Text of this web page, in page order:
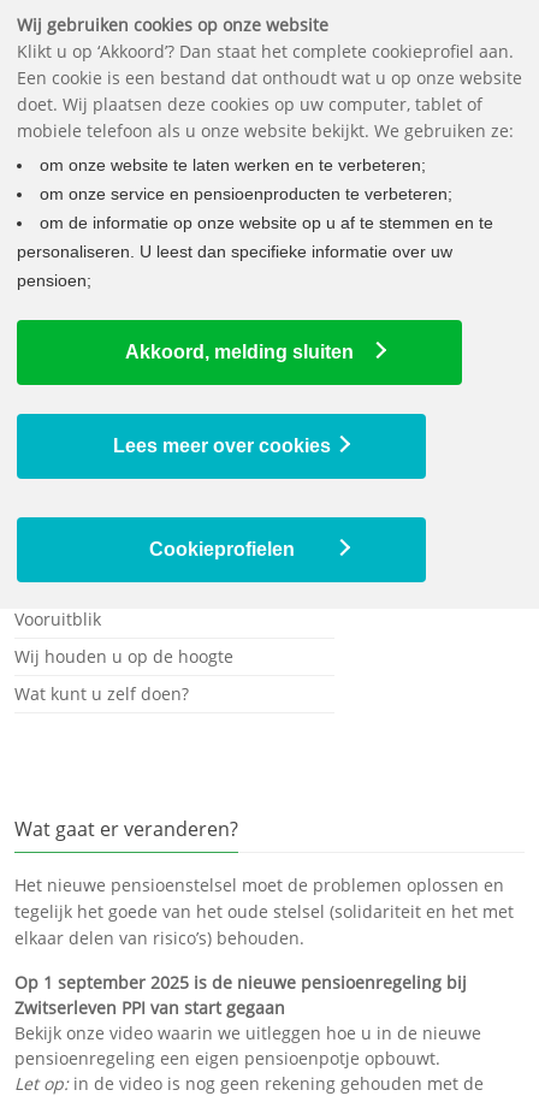
Belangrijke documenten Vragen Contact
Overzichtspagina
Veelgestelde vragen
Wat gaat er veranderen?
De werkgroep heeft haar taak volbracht
Vooruitblik
Wij houden u op de hoogte
Wat kunt u zelf doen?
Wat gaat er veranderen?
Het nieuwe pensioenstelsel moet de problemen oplossen en
tegelijk het goede van het oude stelsel (solidariteit en het met
elkaar delen van risico’s) behouden.
Op 1 september 2025 is de nieuwe pensioenregeling bij
Zwitserleven PPI van start gegaan
Bekijk onze video waarin we uitleggen hoe u in de nieuwe
pensioenregeling een eigen pensioenpotje opbouwt.
Let op:in de video is nog geen rekening gehouden met de
Wij gebruiken cookies op onze website
Klikt u op ‘Akkoord’? Dan staat het complete cookieprofiel aan.
Een cookie is een bestand dat onthoudt wat u op onze website
doet. Wij plaatsen deze cookies op uw computer, tablet of
mobiele telefoon als u onze website bekijkt. We gebruiken ze:
om onze website te laten werken en te verbeteren;
om onze service en pensioenproducten te verbeteren;
om de informatie op onze website op u af te stemmen en te
personaliseren. U leest dan specifieke informatie over uw
pensioen;
Akkoord, melding sluiten
Lees meer over cookies
Cookieprofielen